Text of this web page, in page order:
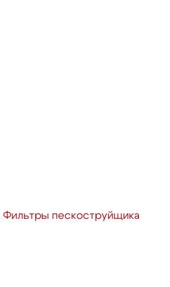
Фильтры пескоструйщика